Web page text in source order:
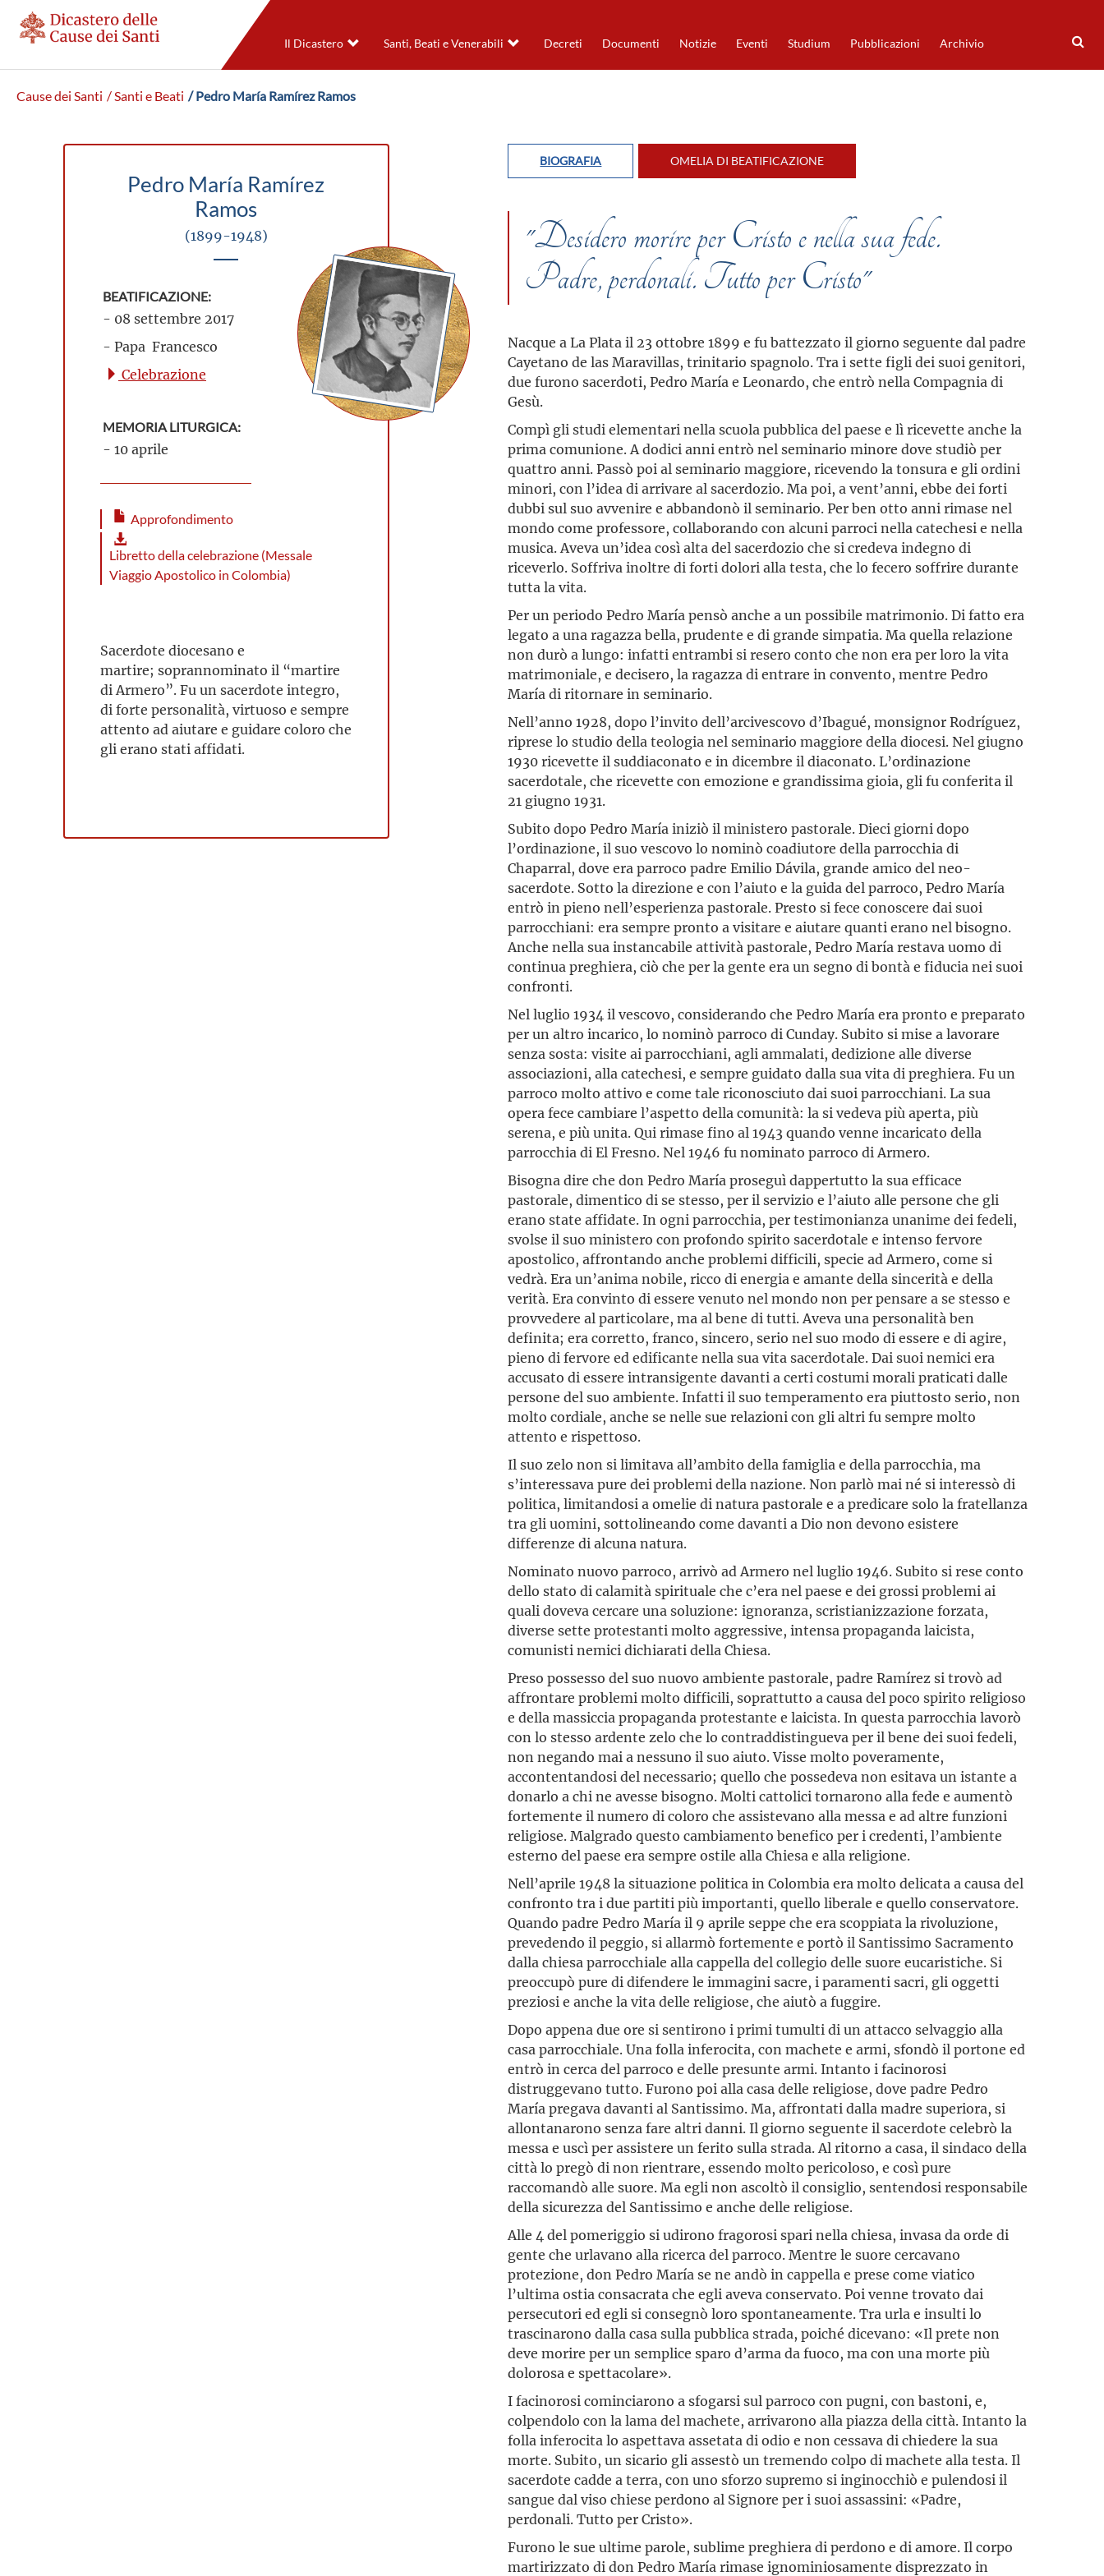
Il Dicastero Santi, Beati e Venerabili Decreti Documenti Notizie Eventi Studium Pubblicazioni Archivio
Cause dei Santi / Santi e Beati / Pedro María Ramírez Ramos
Pedro María Ramírez
Ramos
(1899-1948)
BEATIFICAZIONE:
- 08 settembre 2017
- Papa Francesco
Celebrazione
MEMORIA LITURGICA:
- 10 aprile
Approfondimento
Libretto della celebrazione (Messale
Viaggio Apostolico in Colombia)
Sacerdote diocesano e
martire; soprannominato il “martire
di Armero”. Fu un sacerdote integro,
di forte personalità, virtuoso e sempre
attento ad aiutare e guidare coloro che
gli erano stati affidati.
BIOGRAFIA OMELIA DI BEATIFICAZIONE
"Desidero morire per Cristo e nella sua fede.
Padre, perdonali. Tutto per Cristo"
Nacque a La Plata il 23 ottobre 1899 e fu battezzato il giorno seguente dal padre
Cayetano de las Maravillas, trinitario spagnolo. Tra i sette figli dei suoi genitori,
due furono sacerdoti, Pedro María e Leonardo, che entrò nella Compagnia di
Gesù.
Compì gli studi elementari nella scuola pubblica del paese e lì ricevette anche la
prima comunione. A dodici anni entrò nel seminario minore dove studiò per
quattro anni. Passò poi al seminario maggiore, ricevendo la tonsura e gli ordini
minori, con l’idea di arrivare al sacerdozio. Ma poi, a vent’anni, ebbe dei forti
dubbi sul suo avvenire e abbandonò il seminario. Per ben otto anni rimase nel
mondo come professore, collaborando con alcuni parroci nella catechesi e nella
musica. Aveva un’idea così alta del sacerdozio che si credeva indegno di
riceverlo. Soffriva inoltre di forti dolori alla testa, che lo fecero soffrire durante
tutta la vita.
Per un periodo Pedro María pensò anche a un possibile matrimonio. Di fatto era
legato a una ragazza bella, prudente e di grande simpatia. Ma quella relazione
non durò a lungo: infatti entrambi si resero conto che non era per loro la vita
matrimoniale, e decisero, la ragazza di entrare in convento, mentre Pedro
María di ritornare in seminario.
Nell’anno 1928, dopo l’invito dell’arcivescovo d’Ibagué, monsignor Rodríguez,
riprese lo studio della teologia nel seminario maggiore della diocesi. Nel giugno
1930 ricevette il suddiaconato e in dicembre il diaconato. L’ordinazione
sacerdotale, che ricevette con emozione e grandissima gioia, gli fu conferita il
21 giugno 1931.
Subito dopo Pedro María iniziò il ministero pastorale. Dieci giorni dopo
l’ordinazione, il suo vescovo lo nominò coadiutore della parrocchia di
Chaparral, dove era parroco padre Emilio Dávila, grande amico del neo-
sacerdote. Sotto la direzione e con l’aiuto e la guida del parroco, Pedro María
entrò in pieno nell’esperienza pastorale. Presto si fece conoscere dai suoi
parrocchiani: era sempre pronto a visitare e aiutare quanti erano nel bisogno.
Anche nella sua instancabile attività pastorale, Pedro María restava uomo di
continua preghiera, ciò che per la gente era un segno di bontà e fiducia nei suoi
confronti.
Nel luglio 1934 il vescovo, considerando che Pedro María era pronto e preparato
per un altro incarico, lo nominò parroco di Cunday. Subito si mise a lavorare
senza sosta: visite ai parrocchiani, agli ammalati, dedizione alle diverse
associazioni, alla catechesi, e sempre guidato dalla sua vita di preghiera. Fu un
parroco molto attivo e come tale riconosciuto dai suoi parrocchiani. La sua
opera fece cambiare l’aspetto della comunità: la si vedeva più aperta, più
serena, e più unita. Qui rimase fino al 1943 quando venne incaricato della
parrocchia di El Fresno. Nel 1946 fu nominato parroco di Armero.
Bisogna dire che don Pedro María proseguì dappertutto la sua efficace
pastorale, dimentico di se stesso, per il servizio e l’aiuto alle persone che gli
erano state affidate. In ogni parrocchia, per testimonianza unanime dei fedeli,
svolse il suo ministero con profondo spirito sacerdotale e intenso fervore
apostolico, affrontando anche problemi difficili, specie ad Armero, come si
vedrà. Era un’anima nobile, ricco di energia e amante della sincerità e della
verità. Era convinto di essere venuto nel mondo non per pensare a se stesso e
provvedere al particolare, ma al bene di tutti. Aveva una personalità ben
definita; era corretto, franco, sincero, serio nel suo modo di essere e di agire,
pieno di fervore ed edificante nella sua vita sacerdotale. Dai suoi nemici era
accusato di essere intransigente davanti a certi costumi morali praticati dalle
persone del suo ambiente. Infatti il suo temperamento era piuttosto serio, non
molto cordiale, anche se nelle sue relazioni con gli altri fu sempre molto
attento e rispettoso.
Il suo zelo non si limitava all’ambito della famiglia e della parrocchia, ma
s’interessava pure dei problemi della nazione. Non parlò mai né si interessò di
politica, limitandosi a omelie di natura pastorale e a predicare solo la fratellanza
tra gli uomini, sottolineando come davanti a Dio non devono esistere
differenze di alcuna natura.
Nominato nuovo parroco, arrivò ad Armero nel luglio 1946. Subito si rese conto
dello stato di calamità spirituale che c’era nel paese e dei grossi problemi ai
quali doveva cercare una soluzione: ignoranza, scristianizzazione forzata,
diverse sette protestanti molto aggressive, intensa propaganda laicista,
comunisti nemici dichiarati della Chiesa.
Preso possesso del suo nuovo ambiente pastorale, padre Ramírez si trovò ad
affrontare problemi molto difficili, soprattutto a causa del poco spirito religioso
e della massiccia propaganda protestante e laicista. In questa parrocchia lavorò
con lo stesso ardente zelo che lo contraddistingueva per il bene dei suoi fedeli,
non negando mai a nessuno il suo aiuto. Visse molto poveramente,
accontentandosi del necessario; quello che possedeva non esitava un istante a
donarlo a chi ne avesse bisogno. Molti cattolici tornarono alla fede e aumentò
fortemente il numero di coloro che assistevano alla messa e ad altre funzioni
religiose. Malgrado questo cambiamento benefico per i credenti, l’ambiente
esterno del paese era sempre ostile alla Chiesa e alla religione.
Nell’aprile 1948 la situazione politica in Colombia era molto delicata a causa del
confronto tra i due partiti più importanti, quello liberale e quello conservatore.
Quando padre Pedro María il 9 aprile seppe che era scoppiata la rivoluzione,
prevedendo il peggio, si allarmò fortemente e portò il Santissimo Sacramento
dalla chiesa parrocchiale alla cappella del collegio delle suore eucaristiche. Si
preoccupò pure di difendere le immagini sacre, i paramenti sacri, gli oggetti
preziosi e anche la vita delle religiose, che aiutò a fuggire.
Dopo appena due ore si sentirono i primi tumulti di un attacco selvaggio alla
casa parrocchiale. Una folla inferocita, con machete e armi, sfondò il portone ed
entrò in cerca del parroco e delle presunte armi. Intanto i facinorosi
distruggevano tutto. Furono poi alla casa delle religiose, dove padre Pedro
María pregava davanti al Santissimo. Ma, affrontati dalla madre superiora, si
allontanarono senza fare altri danni. Il giorno seguente il sacerdote celebrò la
messa e uscì per assistere un ferito sulla strada. Al ritorno a casa, il sindaco della
città lo pregò di non rientrare, essendo molto pericoloso, e così pure
raccomandò alle suore. Ma egli non ascoltò il consiglio, sentendosi responsabile
della sicurezza del Santissimo e anche delle religiose.
Alle 4 del pomeriggio si udirono fragorosi spari nella chiesa, invasa da orde di
gente che urlavano alla ricerca del parroco. Mentre le suore cercavano
protezione, don Pedro María se ne andò in cappella e prese come viatico
l’ultima ostia consacrata che egli aveva conservato. Poi venne trovato dai
persecutori ed egli si consegnò loro spontaneamente. Tra urla e insulti lo
trascinarono dalla casa sulla pubblica strada, poiché dicevano: «Il prete non
deve morire per un semplice sparo d’arma da fuoco, ma con una morte più
dolorosa e spettacolare».
I facinorosi cominciarono a sfogarsi sul parroco con pugni, con bastoni, e,
colpendolo con la lama del machete, arrivarono alla piazza della città. Intanto la
folla inferocita lo aspettava assetata di odio e non cessava di chiedere la sua
morte. Subito, un sicario gli assestò un tremendo colpo di machete alla testa. Il
sacerdote cadde a terra, con uno sforzo supremo si inginocchiò e pulendosi il
sangue dal viso chiese perdono al Signore per i suoi assassini: «Padre,
perdonali. Tutto per Cristo».
Furono le sue ultime parole, sublime preghiera di perdono e di amore. Il corpo
martirizzato di don Pedro María rimase ignominiosamente disprezzato in